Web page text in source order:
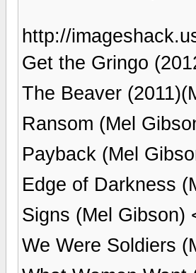
http://
Get the Gringo
The Beaver
Ransom (Mel
Payback (Mel
Edge of Darkness
Signs (Mel
We Were Soldiers